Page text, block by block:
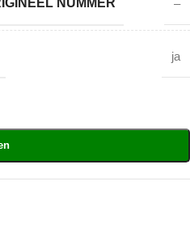
NUMMER –
ja